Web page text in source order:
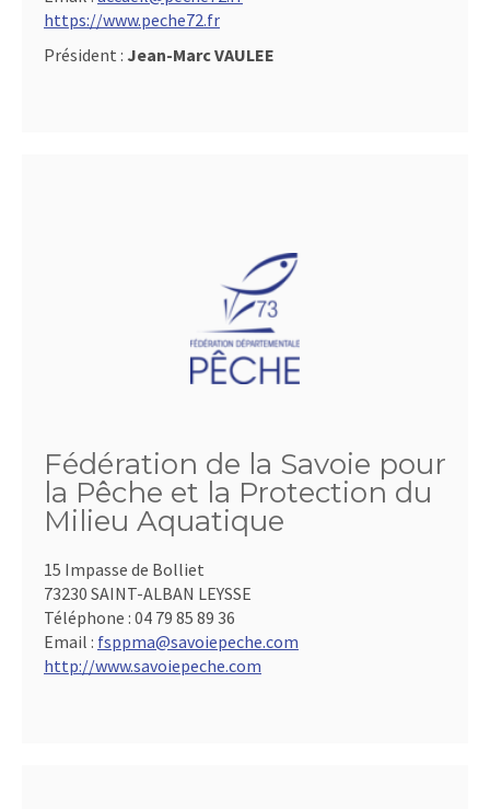
https://www.peche72.fr
Président : Jean-Marc VAULEE
Fédération de la Savoie pour
la Pêche et la Protection du
Milieu Aquatique
15 Impasse de Bolliet
73230 SAINT-ALBAN LEYSSE
Téléphone : 04 79 85 89 36
Email : fsppma@savoiepeche.com
http://www.savoiepeche.com